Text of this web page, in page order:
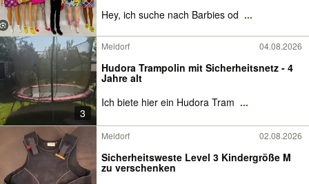
Hey, ich suche nach Barbies od ...
3
Meldorf 04.08.2026
Hudora Trampolin mit Sicherheitsnetz - 4
Jahre alt
Ich biete hier ein Hudora Tram ...
Meldorf 02.08.2026
Sicherheitsweste Level 3 Kindergröße M
zu verschenken